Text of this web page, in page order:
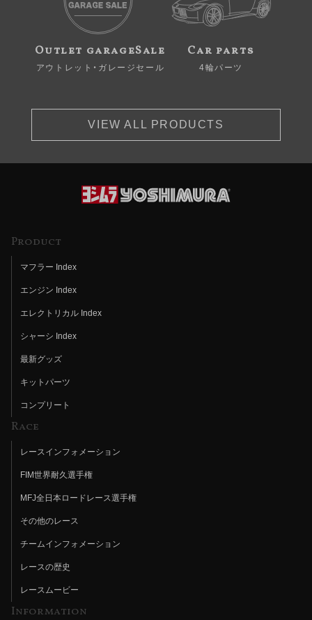
Outlet garageSale
アウトレット・ガレージセール
Car parts
4輪パーツ
VIEW ALL PRODUCTS
Product
マフラー Index
エンジン Index
エレクトリカル Index
シャーシ Index
最新グッズ
キットパーツ
コンプリート
Race
レースインフォメーション
FIM世界耐久選手権
MFJ全日本ロードレース選手権
その他のレース
チームインフォメーション
レースの歴史
レースムービー
Information